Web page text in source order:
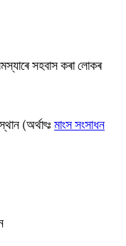
সহবাস কৰা লোকৰ
(অৰ্থাৎঃমাংস সংসাধন